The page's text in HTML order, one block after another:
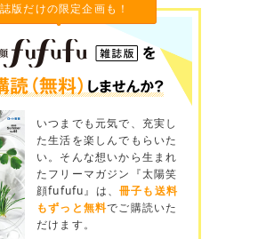
版だけの限定企画も！
いつまでも元気で、充実し
た生活を楽しんでもらいた
い。そんな想いから生まれ
たフリーマガジン『太陽笑
顔fufufu』は、 冊子も送料
もずっと無料でご購読いた
だけます。